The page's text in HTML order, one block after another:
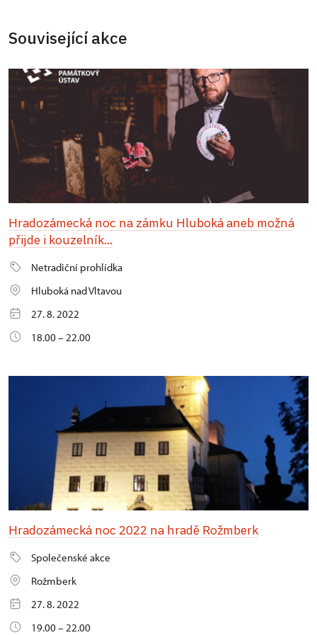
Související akce
Hradozámecká noc na zámku Hluboká aneb možná
přijde i kouzelník...
Netradiční prohlídka
Hluboká nad Vltavou
27. 8. 2022
18.00 – 22.00
Hradozámecká noc 2022 na hradě Rožmberk
Společenské akce
Rožmberk
27. 8. 2022
19.00 – 22.00